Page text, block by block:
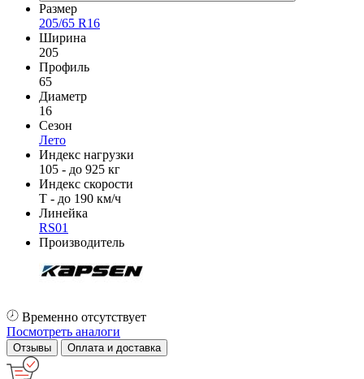
Размер
205/65 R16
Ширина
205
Профиль
65
Диаметр
16
Сезон
Лето
Индекс нагрузки
105 - до 925 кг
Индекс скорости
T - до 190 км/ч
Линейка
RS01
Производитель
Временно отсутствует
Посмотреть аналоги
Отзывы Оплата и доставка